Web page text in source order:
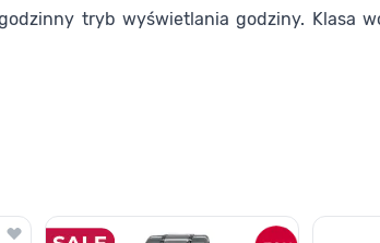
tryb wyświetlania godziny. Klasa
bezpośrednio do nawigacji karuzeli za pomocą